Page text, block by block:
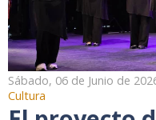
Sábado, 06 de Junio de
Cultura